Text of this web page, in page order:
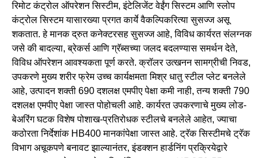
रिमोट कंट्रोल ऑपरेशन सिस्टीम, इंटेलिजेंट वेईंग सिस्टम आणि स्लोप
कंट्रोल सिस्टम यासारख्या प्रगत कार्ये वैकल्पिकरित्या सुसज्ज असू
शकतात. हे मानक द्रुत कनेक्टरसह सुसज्ज आहे, विविध कार्यरत संलग्नक
जसे की बादल्या, ब्रेकर्स आणि ग्रॅब्सच्या जलद बदलण्यास समर्थन देते,
विविध ऑपरेशन आवश्यकता पूर्ण करते. क्रॉलर उत्खनन सामग्रीची निवड,
उपकरणे मुख्य शरीर फ्रेम उच्च कार्यक्षमता मिश्र धातु स्टील प्लेट बनलेले
आहे, उत्पादन शक्ती 690 दशलक्ष एमपीए पेक्षा कमी नाही, तन्य शक्ती 790
दशलक्ष एमपीए पेक्षा जास्त पोहोचली आहे. कार्यरत उपकरणाचे मुख्य लोड-
बेअरिंग घटक विशेष पोशाख-प्रतिरोधक स्टीलचे बनलेले आहेत, ज्याचा
कठोरता निर्देशांक HB400 मानकांपेक्षा जास्त आहे. ट्रॅक सिस्टीमचे ट्रॅक
विभाग अचूकपणे बनावट झाल्यानंतर, इंडक्शन हार्डनिंग प्रक्रियेद्वारे